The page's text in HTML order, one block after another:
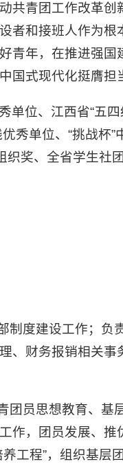
共青团工作改革创
者和接班人作为根
青年，在推进强国
国式现代化挺膺担
单位、江西省“五四
秀单位、“挑战杯
织奖、全省学生社
制度建设工作；负
、财务报销相关事
团员思想教育、基
作，团员发展、推
工程”，组织基层